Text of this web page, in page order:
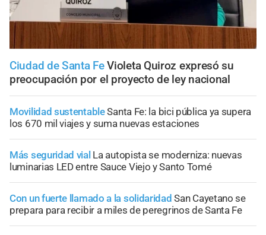
Ciudad de Santa Fe Violeta Quiroz expresó su
preocupación por el proyecto de ley nacional
Movilidad sustentableSanta Fe: la bici pública ya supera
los 670 mil viajes y suma nuevas estaciones
Más seguridad vial La autopista se moderniza: nuevas
luminarias LED entre Sauce Viejo y Santo Tomé
Con un fuerte llamado a la solidaridad San Cayetano se
prepara para recibir a miles de peregrinos de Santa Fe